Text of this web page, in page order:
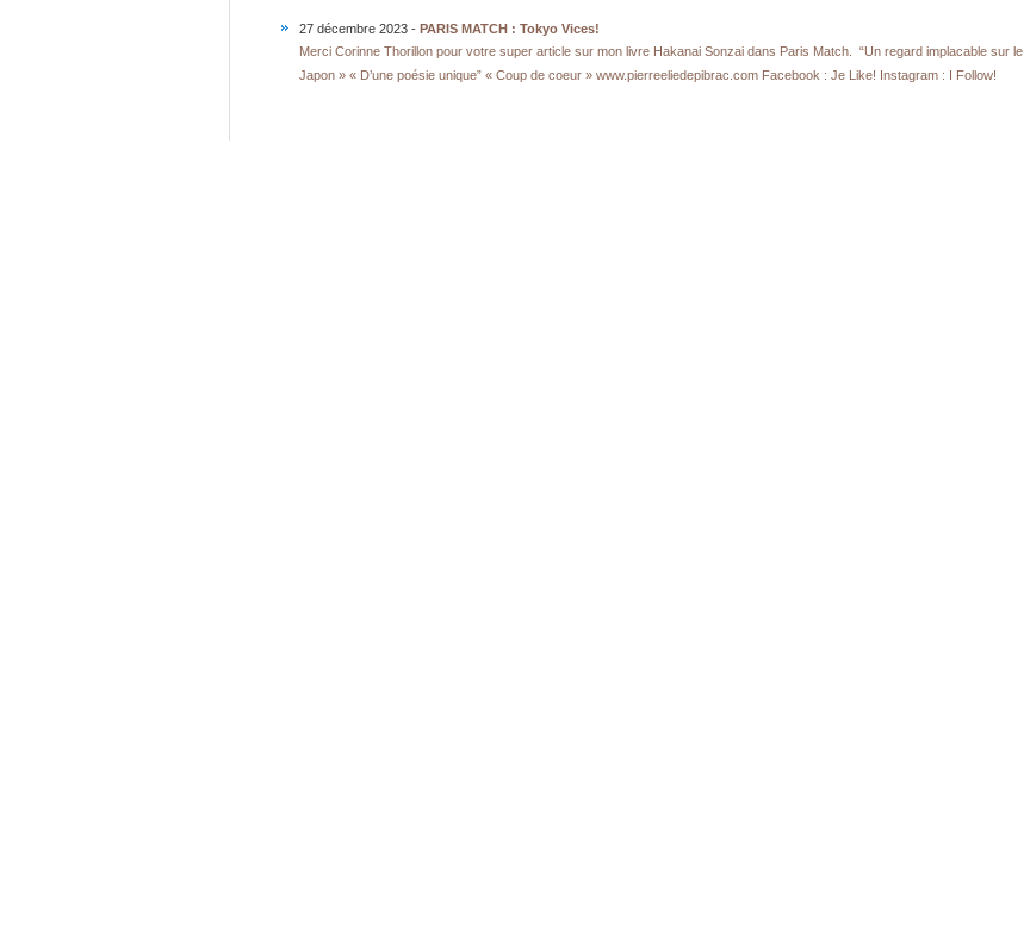
27 décembre 2023 - PARIS MATCH : Tokyo Vices!
Merci Corinne Thorillon pour votre super article sur mon livre Hakanai Sonzai dans Paris Match. “Un regard implacable sur le
Japon » « D’une poésie unique” « Coup de coeur » www.pierreeliedepibrac.com Facebook : Je Like! Instagram : I Follow!